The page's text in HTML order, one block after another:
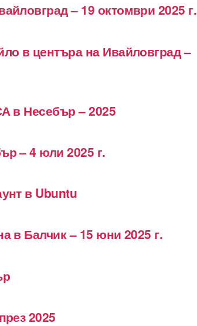
– 19 октомври 2025 г.
в центъра на Ивайловград –
в Несебър – 2025
– 4 юли 2025 г.
в Ubuntu
в Балчик – 15 юни 2025 г.
2025